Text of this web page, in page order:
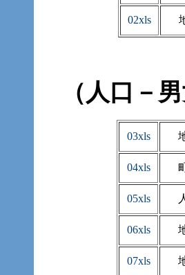
02xls
（人口－
03xls
04xls
05xls
06xls
07xls